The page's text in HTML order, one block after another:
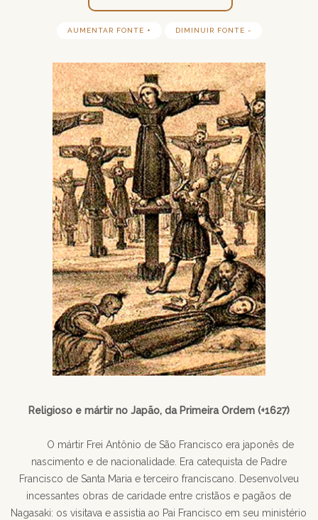
AUMENTAR FONTE + DIMINUIR FONTE -
Religioso e mártir no Japão, da Primeira Ordem (+1627)
O mártir Frei Antônio de São Francisco era japonês de
nascimento e de nacionalidade. Era catequista de Padre
Francisco de Santa Maria e terceiro franciscano. Desenvolveu
incessantes obras de caridade entre cristãos e pagãos de
Nagasaki: os visitava e assistia ao Pai Francisco em seu ministério